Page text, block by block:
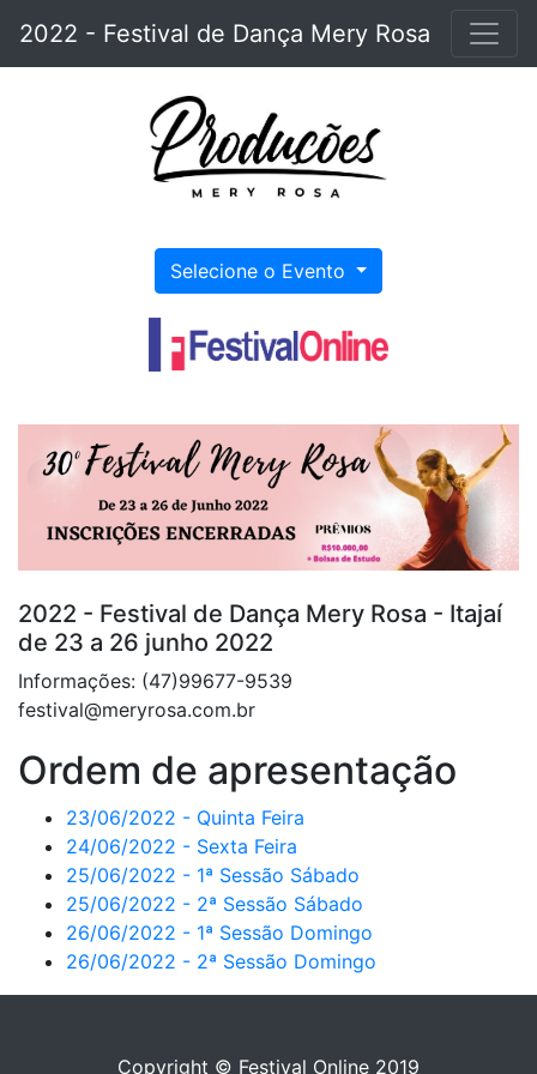
2022 - Festival de Dança Mery Rosa
Selecione o Evento
2022 - Festival de Dança Mery Rosa - Itajaí
de 23 a 26 junho 2022
Informações: (47)99677-9539
festival@meryrosa.com.br
Ordem de apresentação
23/06/2022 - Quinta Feira
24/06/2022 - Sexta Feira
25/06/2022 - 1ª Sessão Sábado
25/06/2022 - 2ª Sessão Sábado
26/06/2022 - 1ª Sessão Domingo
26/06/2022 - 2ª Sessão Domingo
Copyright © Festival Online 2019